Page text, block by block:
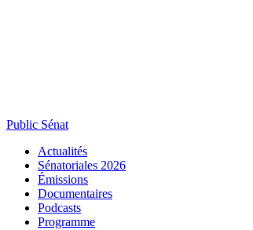
Public Sénat
Actualités
Sénatoriales 2026
Émissions
Documentaires
Podcasts
Programme